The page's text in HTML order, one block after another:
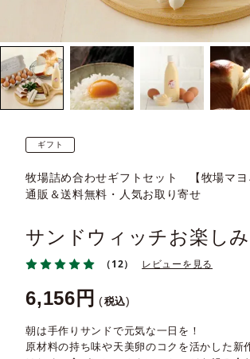
ギフト
牧場詰め合わせギフトセット 【牧場マヨ
通販＆送料無料・人気お取り寄せ
サンドウィッチお楽し
（12） レビューを見る
6,156 税込
朝は手作りサンドで元気な一日を！
原材料の持ち味や天美卵のコクを活かした新